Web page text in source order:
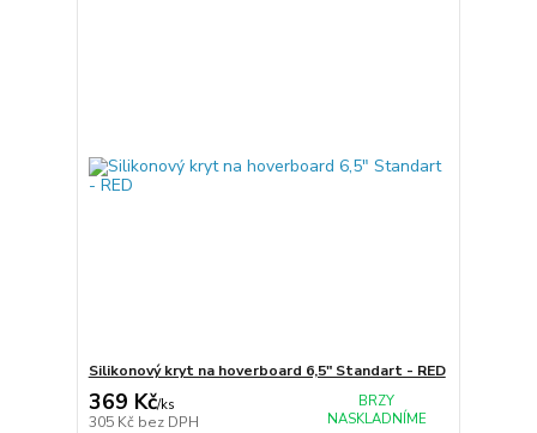
Silikonový kryt na hoverboard 6,5" Standart - RED
369 Kč/ks
305 Kč bez DPH
BRZY
NASKLADNÍME